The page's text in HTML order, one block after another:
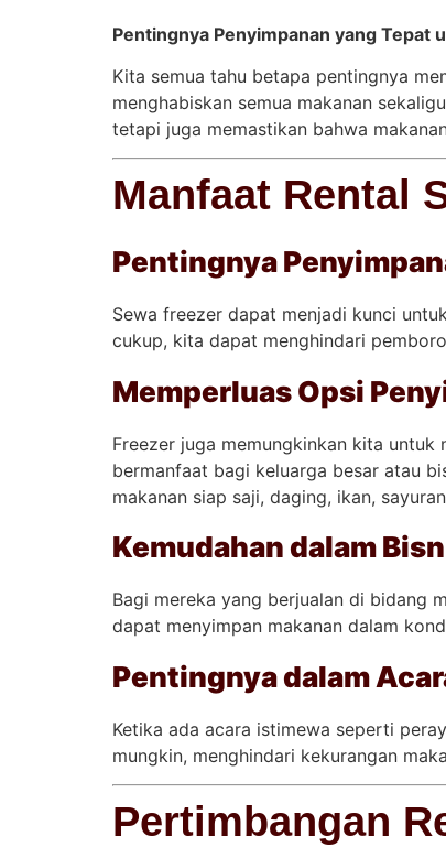
Pentingnya Penyimpanan yang Tepat
Kita semua tahu betapa pentingnya
menghabiskan semua makanan
tetapi juga memastikan bahwa
Manfaat Rental
Pentingnya
Sewa freezer dapat menjadi kunci
cukup, kita dapat menghindari
Memperluas Opsi
Freezer juga memungkinkan kita untuk
bermanfaat bagi keluarga besar atau
makanan siap saji, daging, ikan,
Kemudahan dalam
Bagi mereka yang berjualan di bidang
dapat menyimpan makanan dalam
Pentingnya dalam
Ketika ada acara istimewa seperti
mungkin, menghindari kekurangan
Pertimbangan